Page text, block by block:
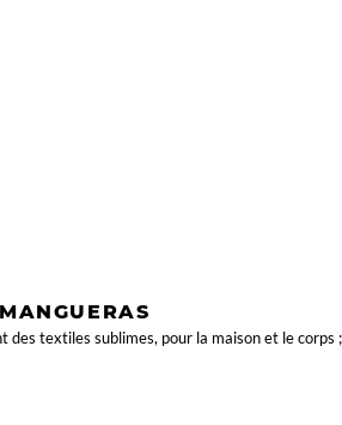
des textiles sublimes, pour la maison et le corps